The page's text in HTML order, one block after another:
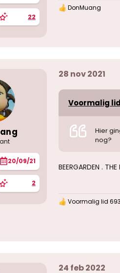
22
W
n
e
DonMuang
20/09/21
2
28 nov 2021
Voormalig
Hier
nog?
BEERGARDEN .
W
n
Voormalig lid 693
24 feb 2022